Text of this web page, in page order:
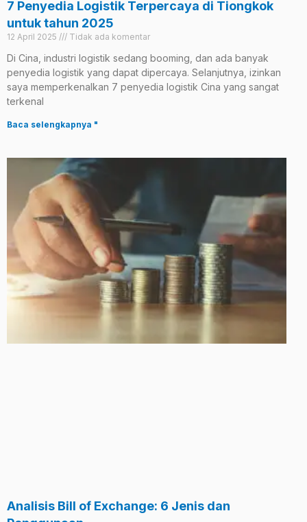
7 Penyedia Logistik Terpercaya di Tiongkok
untuk tahun 2025
12 April 2025 Tidak ada komentar
Di Cina, industri logistik sedang booming, dan ada banyak
penyedia logistik yang dapat dipercaya. Selanjutnya, izinkan
saya memperkenalkan 7 penyedia logistik Cina yang sangat
terkenal
Baca selengkapnya "
Analisis Bill of Exchange: 6 Jenis dan